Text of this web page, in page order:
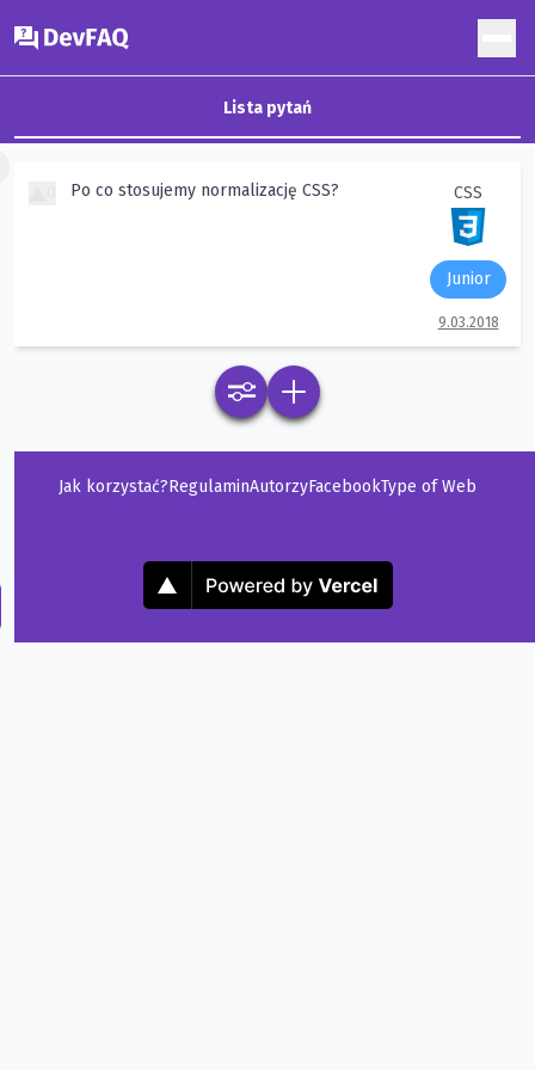
DevFAQ
Lista pytań
Po co stosujemy normalizację CSS? CSS
Junior
9.03.2018
Jak korzystać?RegulaminAutorzyFacebookType of Web